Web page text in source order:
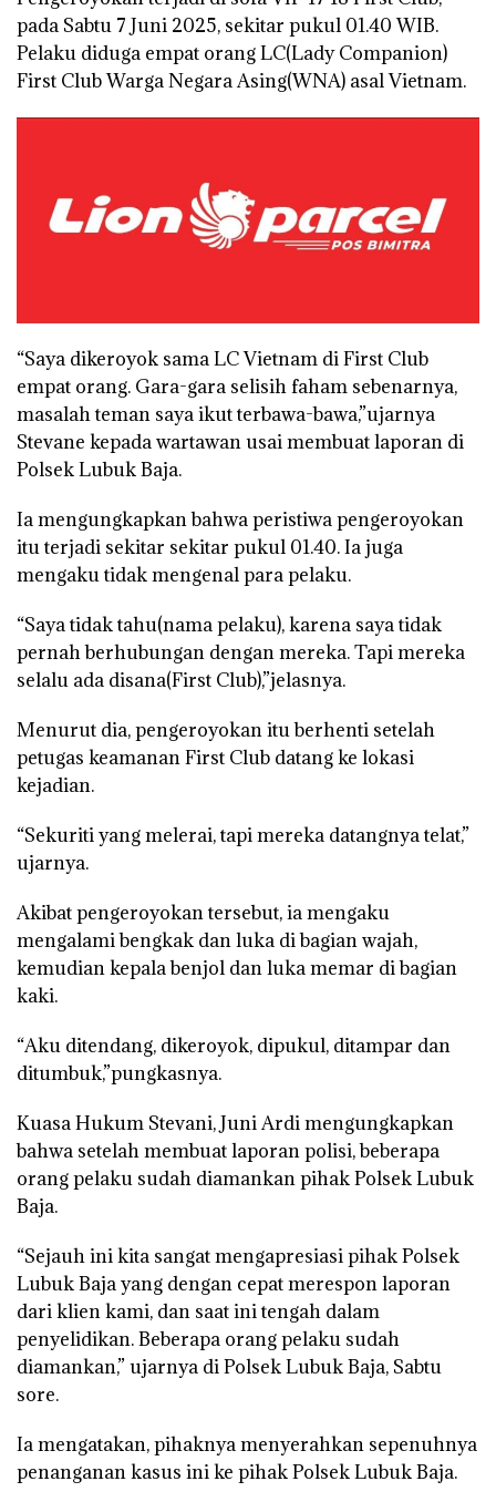
pada Sabtu 7 Juni 2025, sekitar pukul 01.40 WIB.
Pelaku diduga empat orang LC(Lady Companion)
First Club Warga Negara Asing(WNA) asal Vietnam.
“Saya dikeroyok sama LC Vietnam di First Club
empat orang. Gara-gara selisih faham sebenarnya,
masalah teman saya ikut terbawa-bawa,”ujarnya
Stevane kepada wartawan usai membuat laporan di
Polsek Lubuk Baja.
Ia mengungkapkan bahwa peristiwa pengeroyokan
itu terjadi sekitar sekitar pukul 01.40. Ia juga
mengaku tidak mengenal para pelaku.
“Saya tidak tahu(nama pelaku), karena saya tidak
pernah berhubungan dengan mereka. Tapi mereka
selalu ada disana(First Club),”jelasnya.
Menurut dia, pengeroyokan itu berhenti setelah
petugas keamanan First Club datang ke lokasi
kejadian.
“Sekuriti yang melerai, tapi mereka datangnya telat,”
ujarnya.
Akibat pengeroyokan tersebut, ia mengaku
mengalami bengkak dan luka di bagian wajah,
kemudian kepala benjol dan luka memar di bagian
kaki.
“Aku ditendang, dikeroyok, dipukul, ditampar dan
ditumbuk,”pungkasnya.
Kuasa Hukum Stevani, Juni Ardi mengungkapkan
bahwa setelah membuat laporan polisi, beberapa
orang pelaku sudah diamankan pihak Polsek Lubuk
Baja.
“Sejauh ini kita sangat mengapresiasi pihak Polsek
Lubuk Baja yang dengan cepat merespon laporan
dari klien kami, dan saat ini tengah dalam
penyelidikan. Beberapa orang pelaku sudah
diamankan,” ujarnya di Polsek Lubuk Baja, Sabtu
sore.
Ia mengatakan, pihaknya menyerahkan sepenuhnya
penanganan kasus ini ke pihak Polsek Lubuk Baja.